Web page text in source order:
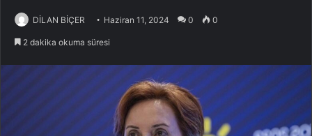
DİLAN BİÇER Haziran 11, 2024 0 0
2 dakika okuma süresi